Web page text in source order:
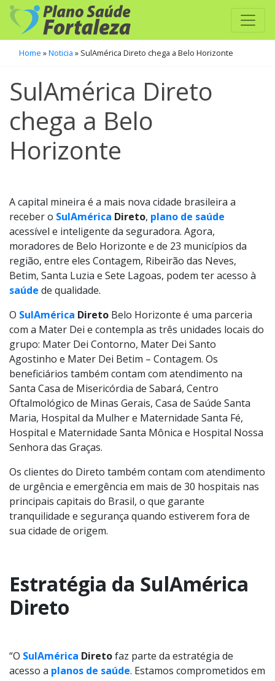
Home »Noticia » SulAmérica Direto chega a Belo Horizonte
SulAmérica Direto
chega a Belo
Horizonte
A capital mineira é a mais nova cidade brasileira a
receber o SulAmérica Direto, plano de saúde
acessível e inteligente da seguradora. Agora,
moradores de Belo Horizonte e de 23 municípios da
região, entre eles Contagem, Ribeirão das Neves,
Betim, Santa Luzia e Sete Lagoas, podem ter acesso à
saúde de qualidade.
O SulAmérica Direto Belo Horizonte é uma parceria
com a Mater Dei e contempla as três unidades locais do
grupo: Mater Dei Contorno, Mater Dei Santo
Agostinho e Mater Dei Betim – Contagem. Os
beneficiários também contam com atendimento na
Santa Casa de Misericórdia de Sabará, Centro
Oftalmológico de Minas Gerais, Casa de Saúde Santa
Maria, Hospital da Mulher e Maternidade Santa Fé,
Hospital e Maternidade Santa Mônica e Hospital Nossa
Senhora das Graças.
Os clientes do Direto também contam com atendimento
de urgência e emergência em mais de 30 hospitais nas
principais capitais do Brasil, o que garante
tranquilidade e segurança quando estiverem fora de
sua cidade de origem.
Estratégia da SulAmérica
Direto
“O SulAmérica Diretofaz parte da estratégia de
acesso a planos de saúde. Estamos comprometidos em